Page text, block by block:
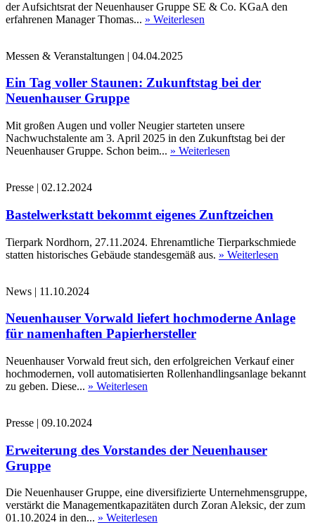
der Aufsichtsrat der Neuenhauser Gruppe SE & Co. KGaA den
erfahrenen Manager Thomas... » Weiterlesen
Messen & Veranstaltungen | 04.04.2025
Ein Tag voller Staunen: Zukunftstag bei der
Neuenhauser Gruppe
Mit großen Augen und voller Neugier starteten unsere
Nachwuchstalente am 3. April 2025 in den Zukunftstag bei der
Neuenhauser Gruppe. Schon beim... » Weiterlesen
Presse | 02.12.2024
Bastelwerkstatt bekommt eigenes Zunftzeichen
Tierpark Nordhorn, 27.11.2024. Ehrenamtliche Tierparkschmiede
statten historisches Gebäude standesgemäß aus. » Weiterlesen
News | 11.10.2024
Neuenhauser Vorwald liefert hochmoderne Anlage
für namenhaften Papierhersteller
Neuenhauser Vorwald freut sich, den erfolgreichen Verkauf einer
hochmodernen, voll automatisierten Rollenhandlingsanlage bekannt
zu geben. Diese... » Weiterlesen
Presse | 09.10.2024
Erweiterung des Vorstandes der Neuenhauser
Gruppe
Die Neuenhauser Gruppe, eine diversifizierte Unternehmensgruppe,
verstärkt die Managementkapazitäten durch Zoran Aleksic, der zum
01.10.2024 in den... » Weiterlesen